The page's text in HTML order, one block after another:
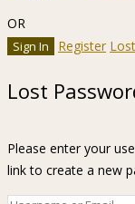
OR
Register
Lost
Please enter your
link to create a new